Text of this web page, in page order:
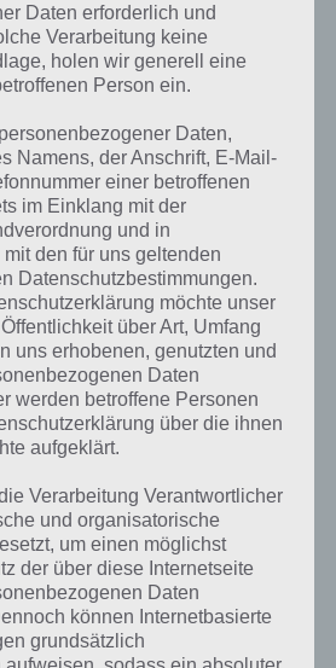
zur Lösung
das tägliche Bonus Rätsel am 16.8.2019 in
Bedeutung hat dieses eigentlich und
Daten erforderlich und
Verarbeitung keine
holen wir generell eine
Person ein.
Daten,
Namens, der Anschrift, E-Mail-
einer betroffenen
im Einklang mit der
und in
den für uns geltenden
Datenschutzbestimmungen.
möchte unser
über Art, Umfang
uns erhobenen, genutzten und
Daten
werden betroffene Personen
über die ihnen
aufgeklärt.
Verarbeitung Verantwortlicher
und organisatorische
um einen möglichst
der über diese Internetseite
Daten
können Internetbasierte
grundsätzlich